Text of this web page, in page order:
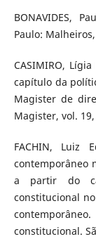
BONAVIDES,
Paulo:
CASIMIRO,
capítulo da
Magister de
Magister, vol.
FACHIN, Luiz
contemporâneo
a partir do
constitucional
constitucional.